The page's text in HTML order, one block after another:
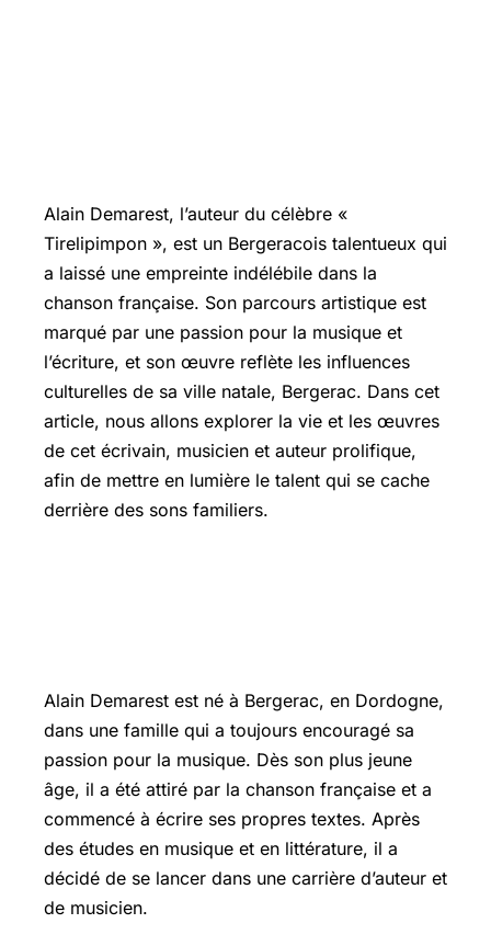
Alain Demarest, l’auteur du célèbre «
Tirelipimpon », est un Bergeracois talentueux qui
a laissé une empreinte indélébile dans la
chanson française. Son parcours artistique est
marqué par une passion pour la musique et
l’écriture, et son œuvre reflète les influences
culturelles de sa ville natale, Bergerac. Dans cet
article, nous allons explorer la vie et les œuvres
de cet écrivain, musicien et auteur prolifique,
afin de mettre en lumière le talent qui se cache
derrière des sons familiers.
Alain Demarest est né à Bergerac, en Dordogne,
dans une famille qui a toujours encouragé sa
passion pour la musique. Dès son plus jeune
âge, il a été attiré par la chanson française et a
commencé à écrire ses propres textes. Après
des études en musique et en littérature, il a
décidé de se lancer dans une carrière d’auteur et
de musicien.